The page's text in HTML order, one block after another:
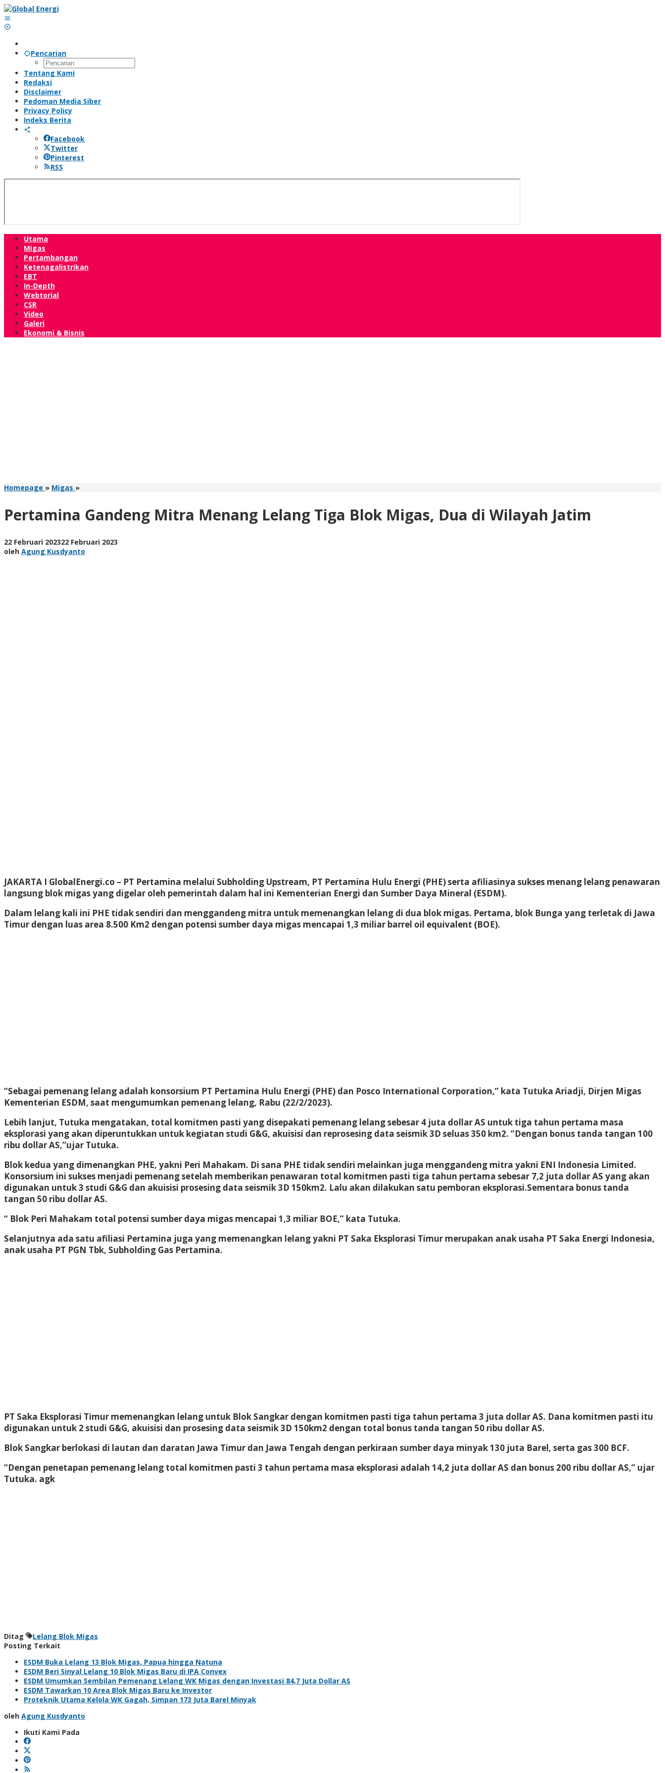
Lewati
ke
konten
Pencarian
Tentang Kami
Redaksi
Disclaimer
Pedoman Media Siber
Privacy Policy
Indeks Berita
Facebook
Twitter
Pinterest
RSS
Utama
Migas
Pertambangan
Ketenagalistrikan
EBT
In-Depth
Webtorial
CSR
Video
Galeri
Ekonomi & Bisnis
Homepage » Migas »Pertamina
Menang
Blok
Migas,
Pertamina Gandeng Mitra Menang Lelang Tiga Blok Migas, Dua di Wilayah Jatim
22 Februari 202322 Februari 2023
oleh Agung Kusdyanto
JAKARTA I GlobalEnergi.co – PT Pertamina melalui Subholding Upstream, PT Pertamina Hulu Energi (PHE) serta afiliasinya sukses menang lelang penawaran
langsung blok migas yang digelar oleh pemerintah dalam hal ini Kementerian Energi dan Sumber Daya Mineral (ESDM).
Dalam lelang kali ini PHE tidak sendiri dan menggandeng mitra untuk memenangkan lelang di dua blok migas. Pertama, blok Bunga yang terletak di Jawa
Timur dengan luas area 8.500 Km2 dengan potensi sumber daya migas mencapai 1,3 miliar barrel oil equivalent (BOE).
“Sebagai pemenang lelang adalah konsorsium PT Pertamina Hulu Energi (PHE) dan Posco International Corporation,” kata Tutuka Ariadji, Dirjen Migas
Kementerian ESDM, saat mengumumkan pemenang lelang, Rabu (22/2/2023).
Lebih lanjut, Tutuka mengatakan, total komitmen pasti yang disepakati pemenang lelang sebesar 4 juta dollar AS untuk tiga tahun pertama masa
eksplorasi yang akan diperuntukkan untuk kegiatan studi G&G, akuisisi dan reprosesing data seismik 3D seluas 350 km2. “Dengan bonus tanda tangan 100
ribu dollar AS,”ujar Tutuka.
Blok kedua yang dimenangkan PHE, yakni Peri Mahakam. Di sana PHE tidak sendiri melainkan juga menggandeng mitra yakni ENI Indonesia Limited.
Konsorsium ini sukses menjadi pemenang setelah memberikan penawaran total komitmen pasti tiga tahun pertama sebesar 7,2 juta dollar AS yang akan
digunakan untuk 3 studi G&G dan akuisisi prosesing data seismik 3D 150km2. Lalu akan dilakukan satu pemboran eksplorasi.Sementara bonus tanda
tangan 50 ribu dollar AS.
“ Blok Peri Mahakam total potensi sumber daya migas mencapai 1,3 miliar BOE,” kata Tutuka.
Selanjutnya ada satu afiliasi Pertamina juga yang memenangkan lelang yakni PT Saka Eksplorasi Timur merupakan anak usaha PT Saka Energi Indonesia,
anak usaha PT PGN Tbk, Subholding Gas Pertamina.
PT Saka Eksplorasi Timur memenangkan lelang untuk Blok Sangkar dengan komitmen pasti tiga tahun pertama 3 juta dollar AS. Dana komitmen pasti itu
digunakan untuk 2 studi G&G, akuisisi dan prosesing data seismik 3D 150km2 dengan total bonus tanda tangan 50 ribu dollar AS.
Blok Sangkar berlokasi di lautan dan daratan Jawa Timur dan Jawa Tengah dengan perkiraan sumber daya minyak 130 juta Barel, serta gas 300 BCF.
“Dengan penetapan pemenang lelang total komitmen pasti 3 tahun pertama masa eksplorasi adalah 14,2 juta dollar AS dan bonus 200 ribu dollar AS,” ujar
Tutuka. agk
Ditag
Lelang Blok Migas
Posting Terkait
ESDM Buka Lelang 13 Blok Migas, Papua hingga Natuna
ESDM Beri Sinyal Lelang 10 Blok Migas Baru di IPA Convex
ESDM Umumkan Sembilan Pemenang Lelang WK Migas dengan Investasi 84,7 Juta Dollar AS
ESDM Tawarkan 10 Area Blok Migas Baru ke Investor
Proteknik Utama Kelola WK Gagah, Simpan 173 Juta Barel Minyak
oleh Agung Kusdyanto
Ikuti Kami Pada